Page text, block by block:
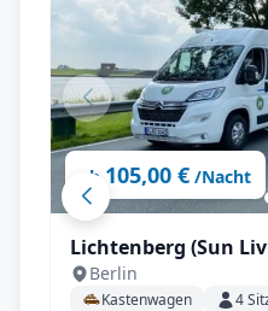
ab 105,00 € /Nacht
Lichtenberg (Sun
Berlin
Kastenwagen 4